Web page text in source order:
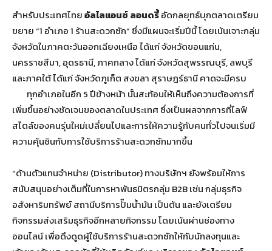
สำหรับประเทศไทยอัลไลแอนซ์ ลอนดรี้อัดกลยุทธ์บุกตลาดเตรียม
ขยาย “1 อำเภอ 1 ร้านสะดวกซัก” ซึ่งมีแผนจะเริ่มปีนี้ โดยเน้นเจาะกลุ่ม
จังหวัดในภาคตะวันออกเฉียงเหนือ ได้แก่ จังหวัดขอนแก่น,
นครราชสีมา, อุดรธานี, ภาคกลาง ได้แก่ จังหวัดสุพรรณบุรี, ลพบุรี
และภาคใต้ ได้แก่ จังหวัดภูเก็ต สงขลา สุราษฎร์ธานี คาดจะมีครบ
ทุกอำเภอในอีก 5 ปีข้างหน้า นั้นสะท้อนให้เห็นถึงความต้องการที่
เพิ่มขึ้นอย่างชัดเจนของตลาดในประเทศ ซึ่งเป็นผลจากการที่ไลฟ์
สไตล์ของคนรุ่นใหม่เปลี่ยนไปและการให้ความรู้กับคนทั่วไปจนเริ่มมี
ความคุ้นชินกับการใช้บริการร้านสะดวกซักมากขึ้น
“ด้านตัวแทนจำหน่าย (Distributor) ทางบริษัทฯ ยังพร้อมให้การ
สนับสนุนอย่างเต็มที่ในการหาพันธมิตรกลุ่ม B2B เช่น กลุ่มธุรกิจ
อสังหาริมทรัพย์ สถานีบริการปั๊มน้ำมัน เป็นต้น และยังเตรียม
กิจกรรมส่งเสริมธุรกิจอีกหลายกิจกรรม โดยเน้นผ่านช่องทาง
ออนไลน์ เพื่อดึงดูดผู้ใช้บริการร้านสะดวกซักให้กับนักลงทุนและ